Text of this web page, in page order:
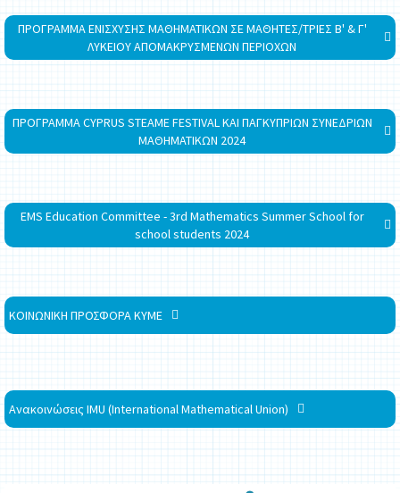
ΠΡΟΓΡΑΜΜΑ ΕΝΙΣΧΥΣΗΣ ΜΑΘΗΜΑΤΙΚΩΝ ΣΕ ΜΑΘΗΤΕΣ/ΤΡΙΕΣ Β' & Γ'
ΛΥΚΕΙΟΥ ΑΠΟΜΑΚΡΥΣΜΕΝΩΝ ΠΕΡΙΟΧΩΝ
ΠΡΟΓΡΑΜΜΑ CYPRUS STEAME FESTIVAL ΚΑΙ ΠΑΓΚΥΠΡΙΩΝ ΣΥΝΕΔΡΙΩΝ
ΜΑΘΗΜΑΤΙΚΩΝ 2024
EMS Education Committee - 3rd Mathematics Summer School for
school students 2024
ΚΟΙΝΩΝΙΚΗ ΠΡΟΣΦΟΡΑ ΚΥΜΕ
Ανακοινώσεις IMU (International Mathematical Union)